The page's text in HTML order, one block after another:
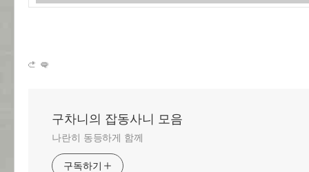
구차니의 잡동사니 모음
나란히 동등하게 함께
구독하기